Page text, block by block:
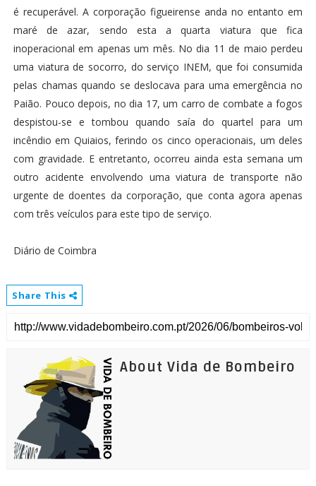
é recuperável. A corporação figueirense anda no entanto em
maré de azar, sendo esta a quarta viatura que fica
inoperacional em apenas um mês. No dia 11 de maio perdeu
uma viatura de socorro, do serviço INEM, que foi consumida
pelas chamas quando se deslocava para uma emergência no
Paião. Pouco depois, no dia 17, um carro de combate a fogos
despistou-se e tombou quando saía do quartel para um
incêndio em Quiaios, ferindo os cinco operacionais, um deles
com gravidade. E entretanto, ocorreu ainda esta semana um
outro acidente envolvendo uma viatura de transporte não
urgente de doentes da corporação, que conta agora apenas
com três veículos para este tipo de serviço.
Diário de Coimbra
Share This
About Vida de Bombeiro